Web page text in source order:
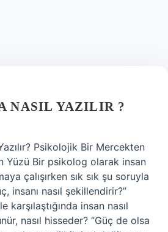
NASIL YAZILIR ?
Psikolojik Bir Mercekten
Yüzü Bir psikolog olarak insan
çalışırken sık sık şu soruyla
insanı nasıl şekillendirir?”
karşılaştığında insan nasıl
nasıl hisseder? “Güç de olsa